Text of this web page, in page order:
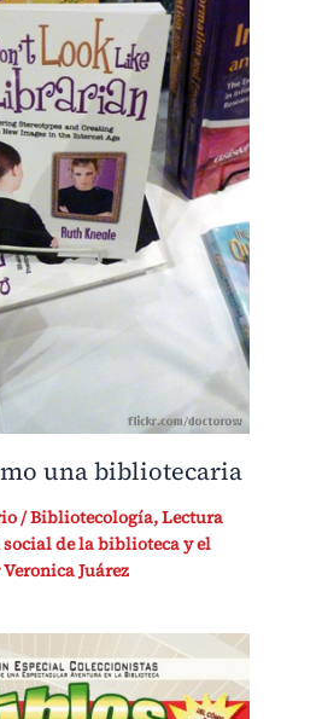
una bibliotecaria
/Bibliotecología,Lectura
social de la biblioteca y el
Veronica Juárez